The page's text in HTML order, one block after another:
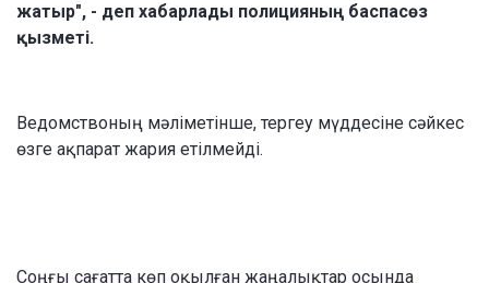
жатыр", - деп хабарлады полицияның баспасөз
қызметі.
Ведомствоның мәліметінше, тергеу мүддесіне сәйкес
өзге ақпарат жария етілмейді.
Соңғы сағатта көп оқылған жаңалықтар осында